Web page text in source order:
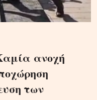
ανοχή
των